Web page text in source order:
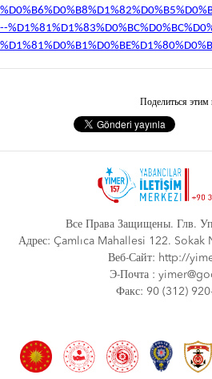
--
Поделиться этим
Все Права Защищены. Глв.
Адрес: Çamlıca Mahallesi 122. Sokak
Веб-Сайт: http://
Э-Почта :
Факс: 90 (312)